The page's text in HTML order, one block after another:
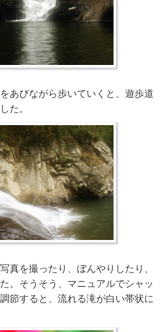
あびながら歩いていくと、遊歩道
た。
真を撮ったり、ぼんやりしたり、
。そうそう、マニュアルでシャッ
節すると、流れる滝が白い帯状に